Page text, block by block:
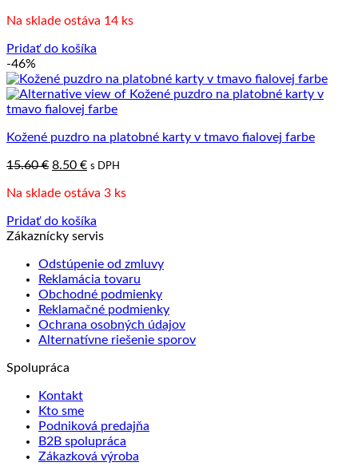
bola:
je:
Na sklade ostáva 14 ks
Pridať do košíka
-46%
Kožené puzdro na platobné karty v tmavo fialovej farbe
15.60€ Pôvodná
bola:
8.50 €Aktuálna
je:
s DPH
Na sklade ostáva 3 ks
Pridať do košíka
Zákaznícky servis
Odstúpenie od zmluvy
Reklamácia tovaru
Obchodné podmienky
Reklamačné podmienky
Ochrana osobných údajov
Alternatívne riešenie sporov
Spolupráca
Kontakt
Kto sme
Podniková predajňa
B2B spolupráca
Zákazková výroba